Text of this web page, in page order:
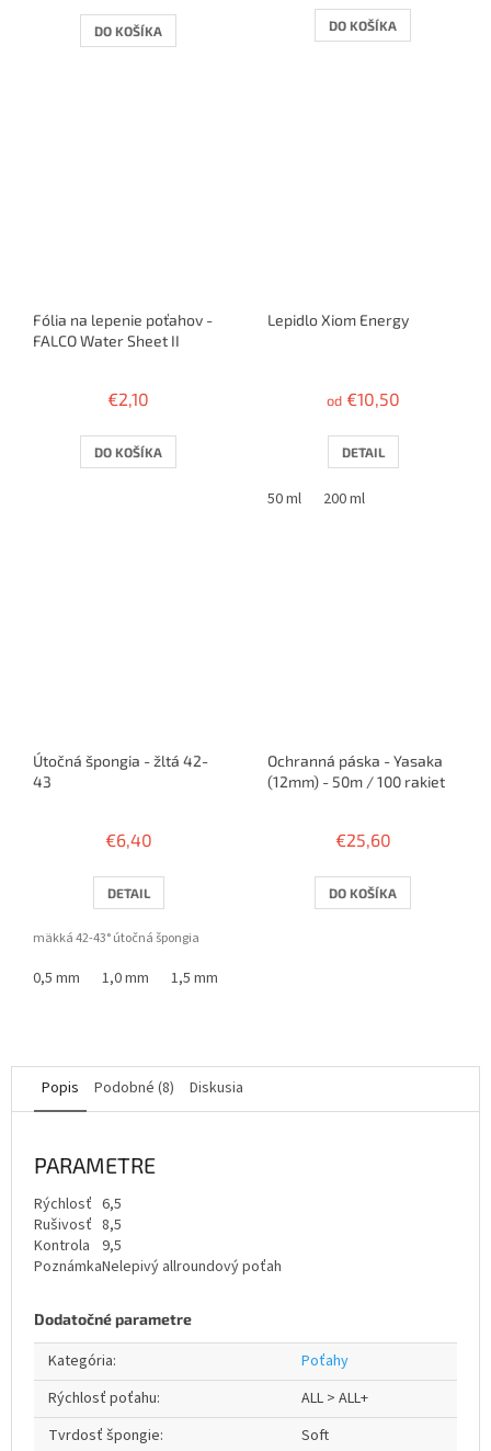
4,0
z
DO KOŠÍKA
4,0
z
DO KOŠÍKA
Fólia na lepenie poťahov -
FALCO Water Sheet II
€2,10
DO KOŠÍKA
Lepidlo Xiom Energy
od€10,50
DETAIL
50 ml 200 ml
Útočná špongia - žltá 42-
43
€6,40
DETAIL
mäkká 42-43° útočná špongia
0,5 mm 1,0 mm 1,5 mm
Ochranná páska - Yasaka
(12mm) - 50m / 100 rakiet
€25,60
DO KOŠÍKA
Popis Podobné (8) Diskusia
PARAMETRE
Rýchlosť 6,5
Rušivosť 8,5
Kontrola 9,5
PoznámkaNelepivý allroundový poťah
Dodatočné parametre
Kategória:
Poťahy
Rýchlosť poťahu:
ALL > ALL+
Tvrdosť špongie:
Soft